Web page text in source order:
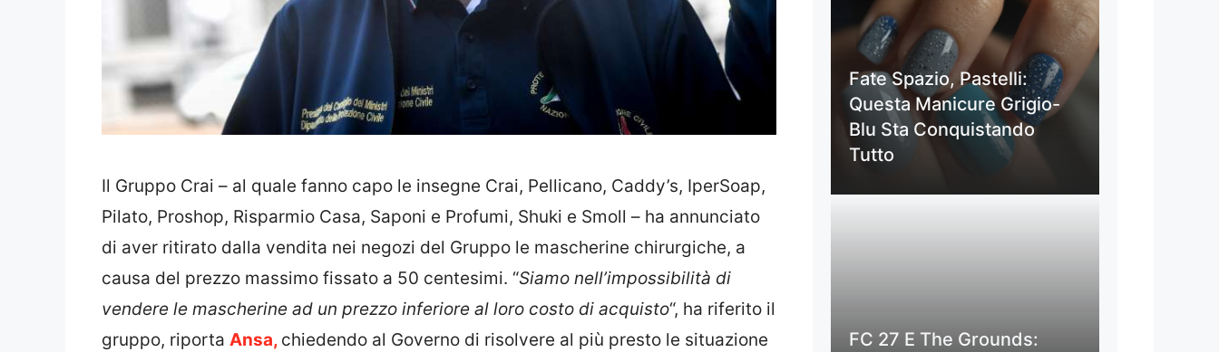
Il Gruppo Crai – al quale fanno capo le insegne Crai, Pellicano, Caddy’s, IperSoap,
Pilato, Proshop, Risparmio Casa, Saponi e Profumi, Shuki e Smoll – ha annunciato
di aver ritirato dalla vendita nei negozi del Gruppo le mascherine chirurgiche, a
causa del prezzo massimo fissato a 50 centesimi. “Siamo nell’impossibilità di
vendere le mascherine ad un prezzo inferiore al loro costo di acquisto“, ha riferito il
gruppo, riporta Ansa, chiedendo al Governo di risolvere al più presto le situazione
Fate Spazio, Pastelli:
Questa Manicure Grigio-
Blu Sta Conquistando
Tutto
FC 27 E The Grounds: